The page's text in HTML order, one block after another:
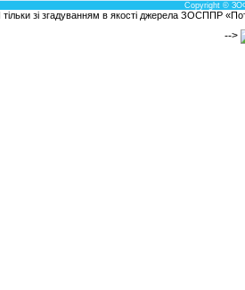
Copyright ©
зі згадуванням в якості джерела ЗОСППР
-->